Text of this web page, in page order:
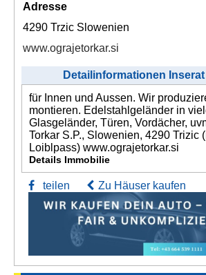
Adresse
4290 Trzic Slowenien
www.ograjetorkar.si
Detailinformationen Inserat
für Innen und Aussen. Wir
montieren. Edelstahlgeländer in
Glasgeländer, Türen, Vordächer,
Torkar S.P., Slowenien, 4290 Trizic
Loiblpass) www.ograjetorkar.si
Details Immobilie
teilen Zu Häuser kaufen